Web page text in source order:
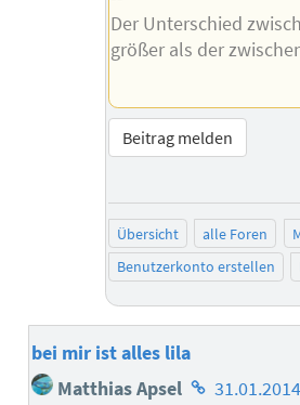
Der Unterschied
größer als der
Beitrag melden
Übersicht alle Foren
Benutzerkonto erstellen
bei mir ist alles lila
Matthias Apsel Homepage